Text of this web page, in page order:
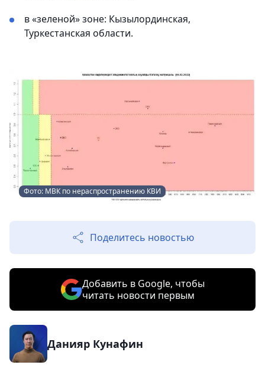
в «зеленой» зоне: Кызылординская,
Туркестанская области.
Фото: МВК по нераспространению КВИ
Поделитесь новостью
Добавить в Google, чтобы
читать новости первым
Данияр Кунафин